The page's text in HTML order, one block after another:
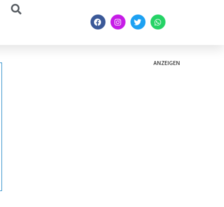
ANZEIGEN